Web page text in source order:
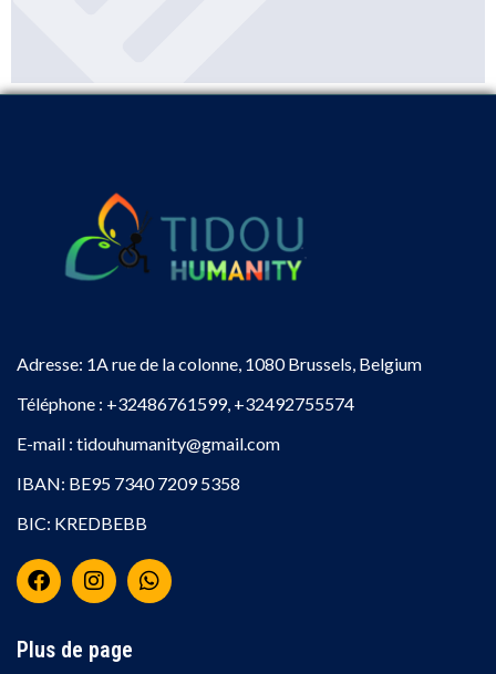
Adresse: 1A rue de la colonne, 1080 Brussels, Belgium
Téléphone : +32486761599, +32492755574
E-mail : tidouhumanity@gmail.com
IBAN: BE95 7340 7209 5358
BIC: KREDBEBB
Plus de page